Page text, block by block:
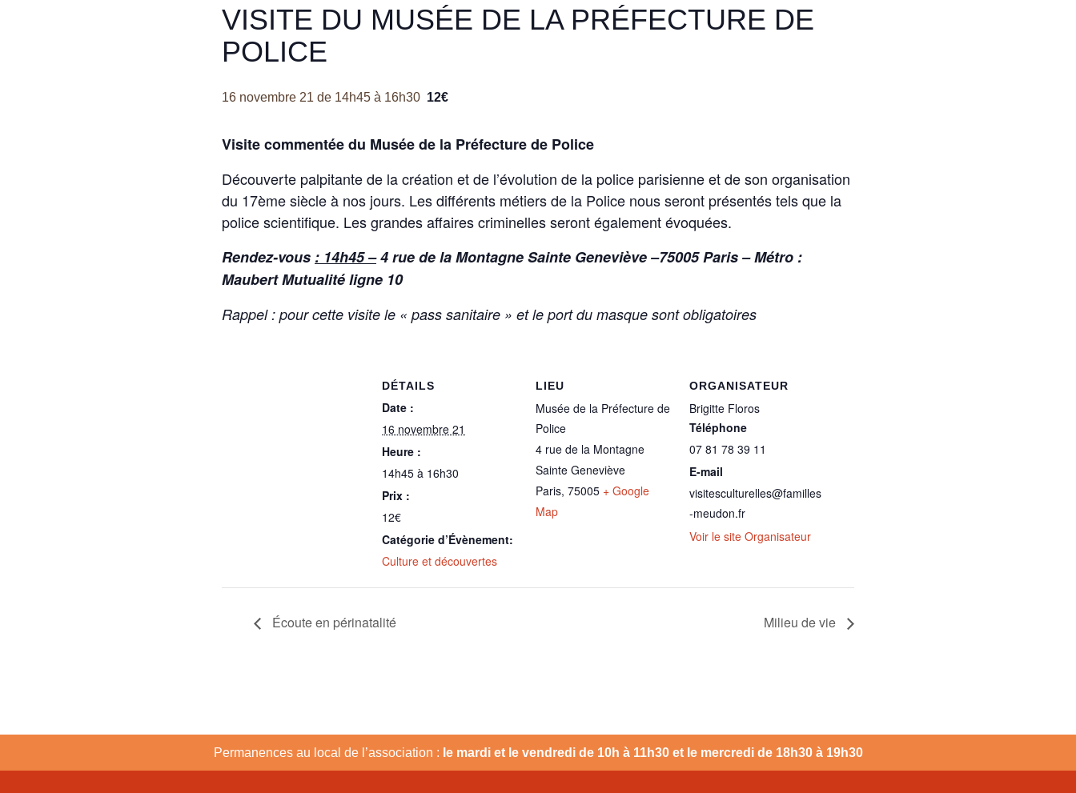
VISITE DU MUSÉE DE LA PRÉFECTURE DE
POLICE
16 novembre 21 de 14h45 à 16h30 12€
Visite commentée du Musée de la Préfecture de Police
Découverte palpitante de la création et de l’évolution de la police parisienne et de son organisation
du 17ème siècle à nos jours. Les différents métiers de la Police nous seront présentés tels que la
police scientifique. Les grandes affaires criminelles seront également évoquées.
Rendez-vous : 14h45–4 rue de la Montagne Sainte Geneviève –75005 Paris – Métro :
Maubert Mutualité ligne 10
Rappel : pour cette visite le « pass sanitaire » et le port du masque sont obligatoires
DÉTAILS
Date :
16 novembre 21
Heure :
14h45 à 16h30
Prix :
12€
Catégorie d’Évènement:
Culture et découvertes
LIEU
Musée de la Préfecture de
Police
4 rue de la Montagne
Sainte Geneviève
Paris, 75005 + Google
Map
ORGANISATEUR
Brigitte Floros
Téléphone
07 81 78 39 11
E-mail
visitesculturelles@familles
-meudon.fr
Voir le site Organisateur
Écoute en périnatalité Milieu de vie
Permanences au local de l’association : le mardi et le vendredi de 10h à 11h30 et le mercredi de 18h30 à 19h30